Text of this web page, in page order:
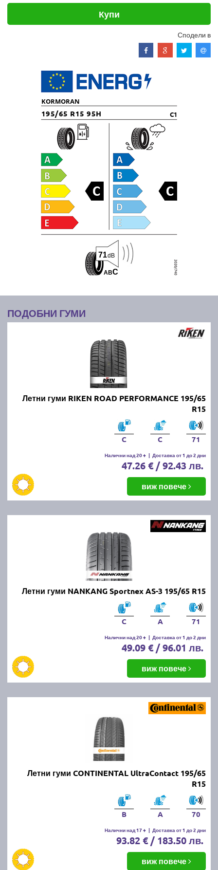
Купи
Сподели в
KORMORAN
195/65 R15 95H C1
ABC
71dB
ПОДОБНИ ГУМИ
Летни гуми RIKEN ROAD PERFORMANCE 195/65
R15
C C 71
Налични над 20 + | Доставка от 1 до 2 дни
47.26 € / 92.43 лв.
виж повече
Летни гуми NANKANG Sportnex AS-3 195/65 R15
C A 71
Налични над 20 + | Доставка от 1 до 2 дни
49.09 € / 96.01 лв.
виж повече
Летни гуми CONTINENTAL UltraContact 195/65
R15
B A 70
Налични над 17 + | Доставка от 1 до 2 дни
93.82 € / 183.50 лв.
виж повече